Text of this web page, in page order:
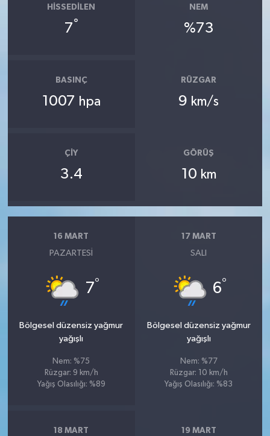
HISSEDILEN
7°
NEM
%73
BASINÇ
1007 hpa
RÜZGAR
9 km/s
ÇIY
3.4
GÖRÜŞ
10 km
16 MART
PAZARTESI
7°
Bölgesel düzensiz yağmur
yağışlı
Nem: %75
Rüzgar: 9 km/h
Yağış Olasılığı: %89
17 MART
SALI
6°
Bölgesel düzensiz yağmur
yağışlı
Nem: %77
Rüzgar: 10 km/h
Yağış Olasılığı: %83
18 MART 19 MART